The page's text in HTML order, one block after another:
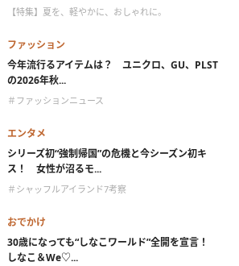
【特集】夏を、軽やかに、おしゃれに。
ファッション
今年流行るアイテムは？ ユニクロ、GU、PLST
の2026年秋...
＃ファッションニュース
エンタメ
シリーズ初“強制帰国”の危機と今シーズン初キ
ス！ 女性が沼るモ...
＃シャッフルアイランド7考察
おでかけ
30歳になっても“しなこワールド”全開を宣言！
しなこ＆We♡...